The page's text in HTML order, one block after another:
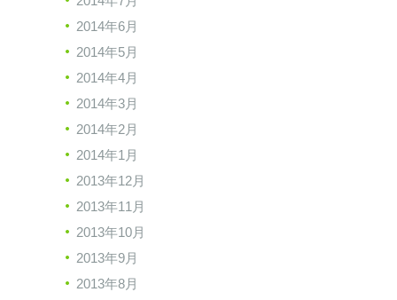
2014年6月
2014年5月
2014年4月
2014年3月
2014年2月
2014年1月
2013年12月
2013年11月
2013年10月
2013年9月
2013年8月